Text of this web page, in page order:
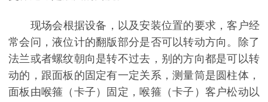
现场会根据设备，以及安装位置的要求，客户经
常会问，液位计的翻版部分是否可以转动方向。除了
法兰或者螺纹朝向是转不过去，别的方向都是可以转
动的，跟面板的固定有一定关系，测量筒是圆柱体，
面板由喉箍（卡子）固定，喉箍（卡子）客户松动以